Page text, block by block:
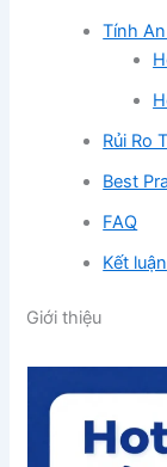
Tính
Rủi Ro
Best
FAQ
Kết luận
Giới thiệu